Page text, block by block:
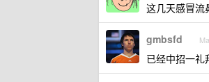
这几天感冒流
gmbsfd
已经中招一礼